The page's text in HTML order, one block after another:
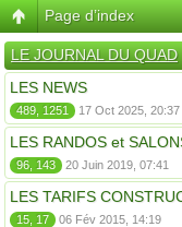
Page d’index
LE JOURNAL DU QUAD
LES NEWS
489, 1251 17 Oct 2025, 20:37
LES RANDOS et
96, 143 20 Juin 2019, 07:41
LES TARIFS
15, 17 06 Fév 2015, 14:19